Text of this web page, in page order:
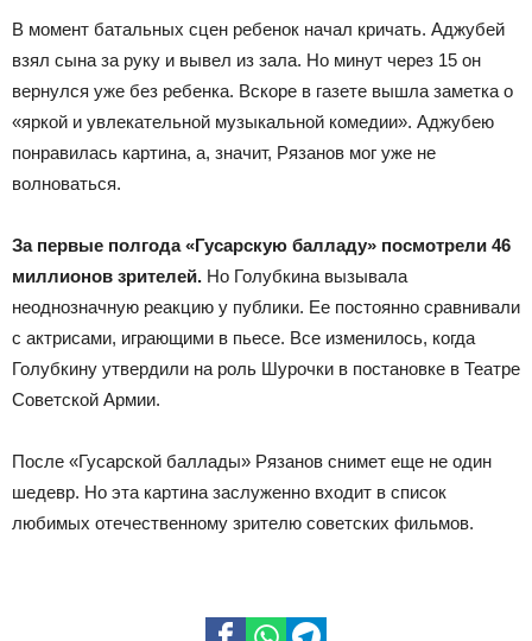
В момент батальных сцен ребенок начал кричать. Аджубей
взял сына за руку и вывел из зала. Но минут через 15 он
вернулся уже без ребенка. Вскоре в газете вышла заметка о
«яркой и увлекательной музыкальной комедии». Аджубею
понравилась картина, а, значит, Рязанов мог уже не
волноваться.
За первые полгода «Гусарскую балладу» посмотрели 46
миллионов зрителей. Но Голубкина вызывала
неоднозначную реакцию у публики. Ее постоянно сравнивали
с актрисами, играющими в пьесе. Все изменилось, когда
Голубкину утвердили на роль Шурочки в постановке в Театре
Советской Армии.
После «Гусарской баллады» Рязанов снимет еще не один
шедевр. Но эта картина заслуженно входит в список
любимых отечественному зрителю советских фильмов.